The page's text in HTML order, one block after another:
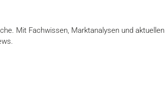
Mit Fachwissen, Marktanalysen und aktuellen